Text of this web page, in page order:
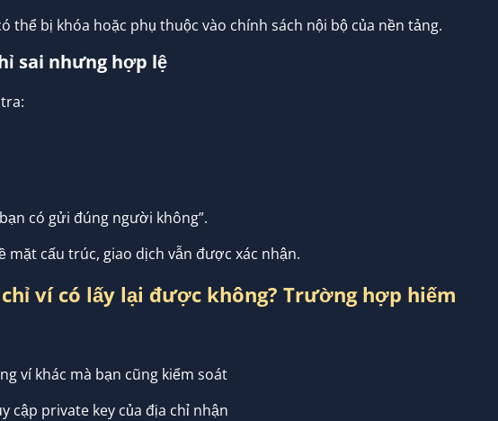
thể bị khóa hoặc phụ thuộc vào chính sách nội bộ của nền tảng.
sai nhưng hợp lệ
có gửi đúng người không”.
mặt cấu trúc, giao dịch vẫn được xác nhận.
ví có lấy lại được không? Trường hợp hiếm
ví khác mà bạn cũng kiểm soát
cập private key của địa chỉ nhận